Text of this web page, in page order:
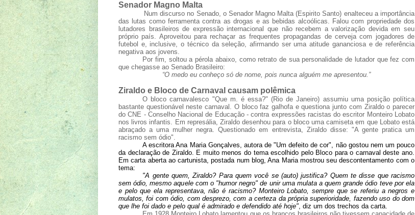
Senador Magno Malta
Num discurso no Senado, o Senador Magno Malta (Espirito Santo) enalteceu a importância
das lutas como ferramenta contra as drogas e as bebidas alcoólicas. Falou com propriedade dos
lutadores brasileiros de expressão internacional que não recebem a valorização devida em seu
próprio país. Aproveitou para rechaçar as frequentes propagandas de cerveja com jogadores de
futebol e, inclusive, o técnico da seleção, afirmando ser uma atitude gananciosa e de referência
negativa aos jovens.
Por fim, soltou a pérola abaixo, como retrato de sua personalidade de lutador que fez com
que chegasse ao Senado Brasileiro:
“O medo eu conheço só de nome, pois nunca alguém me apresentou.”
Ziraldo e Bloco de Carnaval causam polêmica
O bloco carnavalesco "Que m. é essa?" (Rio de Janeiro) assumiu uma posição política
bastante questionável neste carnaval. O bloco faz galhofa e questiona junto com Ziraldo o parecer
do CNE - Conselho Nacional de Educação - contra expressões racistas do escritor Monteiro Lobato
nos livros infantis. Em represália, Ziraldo desenhou para o bloco uma camiseta em que Lobato está
abraçado a uma mulher negra. Questionado em entrevista, Ziraldo disse: "A gente pratica um
racismo sem ódio".
A escritora Ana Maria Gonçalves, autora de "Um defeito de cor", não gostou nem um pouco
da declaração de Ziraldo. E muito menos do tema escolhido pelo Bloco para o carnaval deste ano.
Em carta aberta ao cartunista, postada num blog, Ana Maria mostrou seu descontentamento com o
tema:
"A gente quem, Ziraldo? Para quem você se (auto) justifica? Quem te disse que racismo
sem ódio, mesmo aquele com o "humor negro" de unir uma mulata a quem grande ódio teve por ela
e pelo que ela representava, não é racismo? Monteiro Lobato, sempre que se referiu a negros e
mulatos, foi com ódio, com desprezo, com a certeza da própria superioridade, fazendo uso do dom
que lhe foi dado e pelo qual é admirado e defendido até hoje", diz um dos trechos da carta.